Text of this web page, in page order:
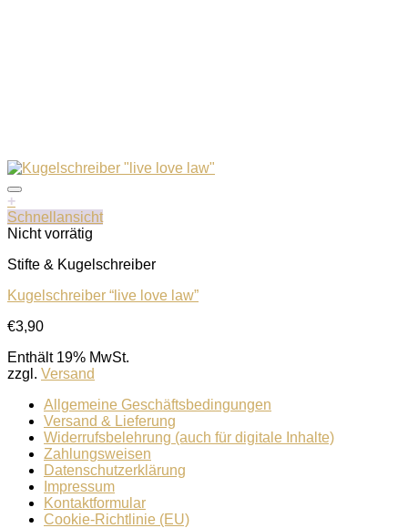
+
Schnellansicht
Nicht vorrätig
Stifte & Kugelschreiber
Kugelschreiber “live love law”
€3,90
Enthält 19% MwSt.
zzgl. Versand
Allgemeine Geschäftsbedingungen
Versand & Lieferung
Widerrufsbelehrung (auch für digitale Inhalte)
Zahlungsweisen
Datenschutzerklärung
Impressum
Kontaktformular
Cookie-Richtlinie (EU)